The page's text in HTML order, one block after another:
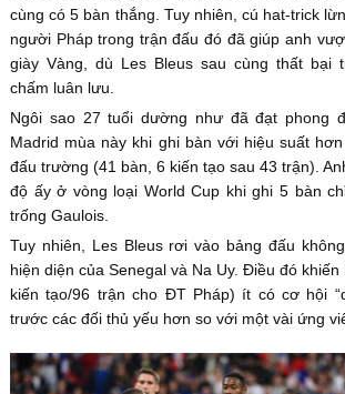
cùng có 5 bàn thắng. Tuy nhiên, cú hat-trick
người Pháp trong trận đấu đó đã giúp anh
giày Vàng, dù Les Bleus sau cùng thất bại
chấm luân lưu.
Ngôi sao 27 tuổi dường như đã đạt phong
Madrid mùa này khi ghi bàn với hiệu suất
đấu trường (41 bàn, 6 kiến tạo sau 43 trận).
độ ấy ở vòng loại World Cup khi ghi 5 bàn
trống Gaulois.
Tuy nhiên, Les Bleus rơi vào bảng đấu
hiện diện của Senegal và Na Uy. Điều đó
kiến tạo/96 trận cho ĐT Pháp) ít có cơ hội
trước các đối thủ yếu hơn so với một vài ứng